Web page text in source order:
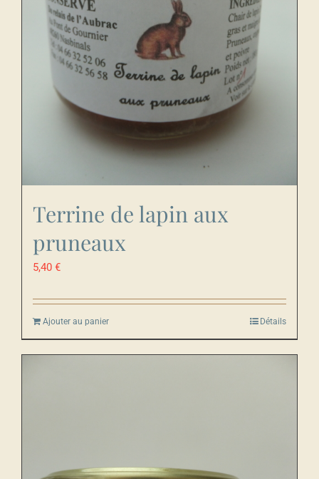
Terrine de lapin aux
pruneaux
5,40 €
Ajouter au panier Détails